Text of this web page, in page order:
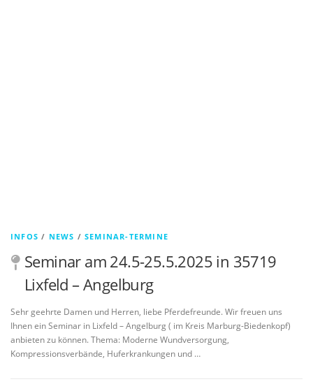
INFOS / NEWS /SEMINAR-TERMINE
Seminar am 24.5-25.5.2025 in 35719
Lixfeld – Angelburg
Sehr geehrte Damen und Herren, liebe Pferdefreunde. Wir freuen uns
Ihnen ein Seminar in Lixfeld – Angelburg ( im Kreis Marburg-Biedenkopf)
anbieten zu können. Thema: Moderne Wundversorgung,
Kompressionsverbände, Huferkrankungen und …